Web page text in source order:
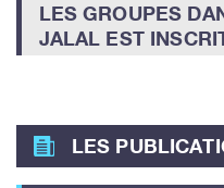
LES GROUPES
JALAL EST
LES